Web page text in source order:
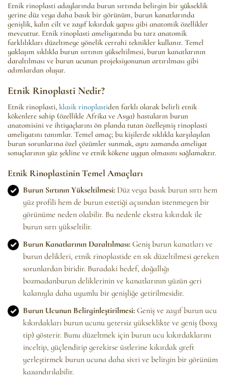
Etnik rinoplasti adaylarında burun sırtında belirgin bir yükseklik
yerine düz veya daha basık bir görünüm, burun kanatlarında
genişlik, kalın cilt ve zayıf kıkırdak yapısı gibi anatomik özellikler
mevcuttur. Etnik rinoplasti ameliyatında bu tarz anatomik
farklılıkları düzeltmeye yönelik cerrahi teknikler kullanır. Temel
yaklaşım sıklıkla burun sırtının yükseltilmesi, burun kanatlarının
daraltılması ve burun ucunun projeksiyonunun artırılması gibi
adımlardan oluşur.
Etnik Rinoplasti Nedir?
Etnik rinoplasti, klasik rinoplastiden farklı olarak belirli etnik
kökenlere sahip (özellikle Afrika ve Asya) hastaların burun
anatomisini ve ihtiyaçlarını ön planda tutan özelleşmiş rinoplasti
ameliyatını tanımlar. Temel amaç; bu kişilerde sıklıkla karşılaşılan
burun sorunlarına özel çözümler sunmak, aynı zamanda ameliyat
sonuçlarının yüz şekline ve etnik kökene uygun olmasını sağlamaktır.
Etnik Rinoplastinin Temel Amaçları
Burun Sırtının Yükseltilmesi: Düz veya basık burun sırtı hem
yüz profili hem de burun estetiği açısından istenmeyen bir
görünüme neden olabilir. Bu nedenle ekstra kıkırdak ile
burun sırtı yükseltilir.
Burun Kanatlarının Daraltılması: Geniş burun kanatları ve
burun delikleri, etnik rinoplastide en sık düzeltilmesi gereken
sorunlardan biridir. Buradaki hedef, doğallığı
bozmadanburun deliklerinin ve kanatlarının yüzün geri
kalanıyla daha uyumlu bir genişliğe getirilmesidir.
Burun Ucunun Belirginleştirilmesi: Geniş ve zayıf burun ucu
kıkırdakları burun ucunu yetersiz yükseklikte ve geniş (boxy
tip) gösterir. Bunu düzeltmek için burun ucu kıkırdaklarını
inceltip, güçlendirip gerekirse üstlerine kıkırdak greft
yerleştirmek burun ucuna daha sivri ve belirgin bir görünüm
kazandırılabilir.